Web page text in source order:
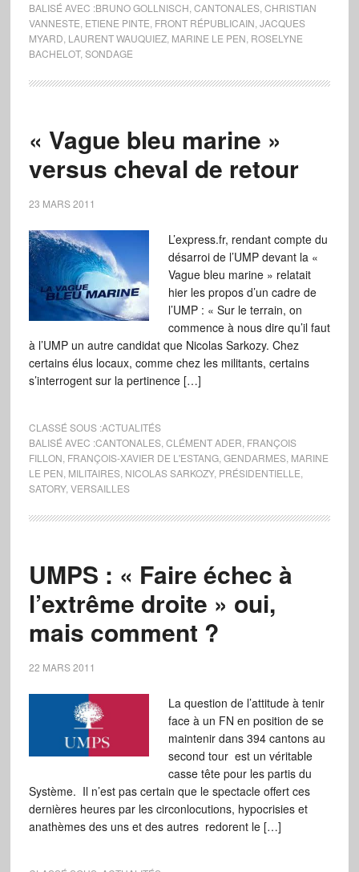
BALISÉ AVEC :BRUNO GOLLNISCH CANTONALES, CHRISTIAN
VANNESTE ETIENE PINTE FRONT RÉPUBLICAIN JACQUES
MYARD LAURENT WAUQUIEZ, MARINE LE PEN ROSELYNE
BACHELOT, SONDAGE
« Vague bleu marine »
versus cheval de retour
23 MARS 2011
L’express.fr, rendant compte du
désarroi de l’UMP devant la «
Vague bleu marine » relatait
hier les propos d’un cadre de
l’UMP : « Sur le terrain, on
commence à nous dire qu’il faut
à l’UMP un autre candidat que Nicolas Sarkozy. Chez
certains élus locaux, comme chez les militants, certains
s’interrogent sur la pertinence […]
CLASSÉ SOUS :ACTUALITÉS
BALISÉ AVEC :CANTONALES, CLÉMENT ADER FRANÇOIS
FILLON FRANÇOIS-XAVIER DE L'ESTANG, GENDARMES, MARINE
LE PEN MILITAIRES, NICOLAS SARKOZY, PRÉSIDENTIELLE
SATORY, VERSAILLES
UMPS : « Faire échec à
l’extrême droite » oui,
mais comment ?
22 MARS 2011
La question de l’attitude à tenir
face à un FN en position de se
maintenir dans 394 cantons au
second tour est un véritable
casse tête pour les partis du
Système. Il n’est pas certain que le spectacle offert ces
dernières heures par les circonlocutions, hypocrisies et
anathèmes des uns et des autres redorent le […]